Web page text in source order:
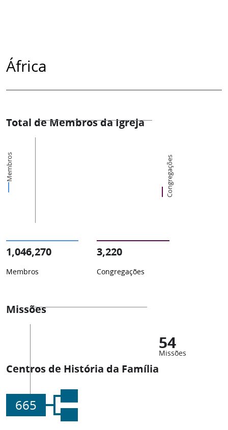
África
Total de Membros da Igreja
Membros Congregações
1,046,270
Membros
3,220
Congregações
Missões
54
Missões
Centros de História da Família
665